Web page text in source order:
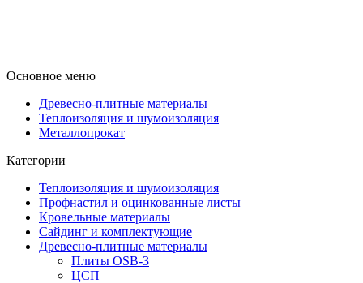
Основное меню
Древесно-плитные материалы
Теплоизоляция и шумоизоляция
Металлопрокат
Категории
Теплоизоляция и шумоизоляция
Профнастил и оцинкованные листы
Кровельные материалы
Сайдинг и комплектующие
Древесно-плитные материалы
Плиты OSB-3
ЦСП